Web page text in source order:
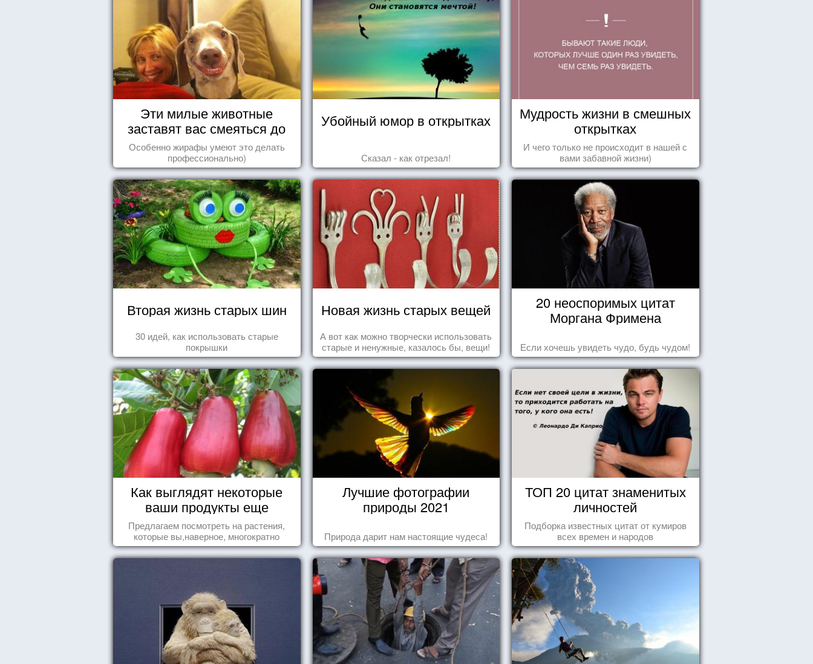
Эти милые животные
заставят вас смеяться до
упаду!
Особенно жирафы умеют это делать
профессионально)
Убойный юмор в открытках
Сказал - как отрезал!
Мудрость жизни в смешных
открытках
И чего только не происходит в нашей с
вами забавной жизни)
Вторая жизнь старых шин
30 идей, как использовать старые
покрышки
Новая жизнь старых вещей
А вот как можно творчески использовать
старые и ненужные, казалось бы, вещи!
20 неоспоримых цитат
Моргана Фримена
Если хочешь увидеть чудо, будь чудом!
Как выглядят некоторые
ваши продукты еще
живыми?
Предлагаем посмотреть на растения,
которые вы,наверное, многократно
видели , но никогда не представляли
себе, что употребляете их в пищу.
Лучшие фотографии
природы 2021
Природа дарит нам настоящие чудеса!
ТОП 20 цитат знаменитых
личностей
Подборка известных цитат от кумиров
всех времен и народов